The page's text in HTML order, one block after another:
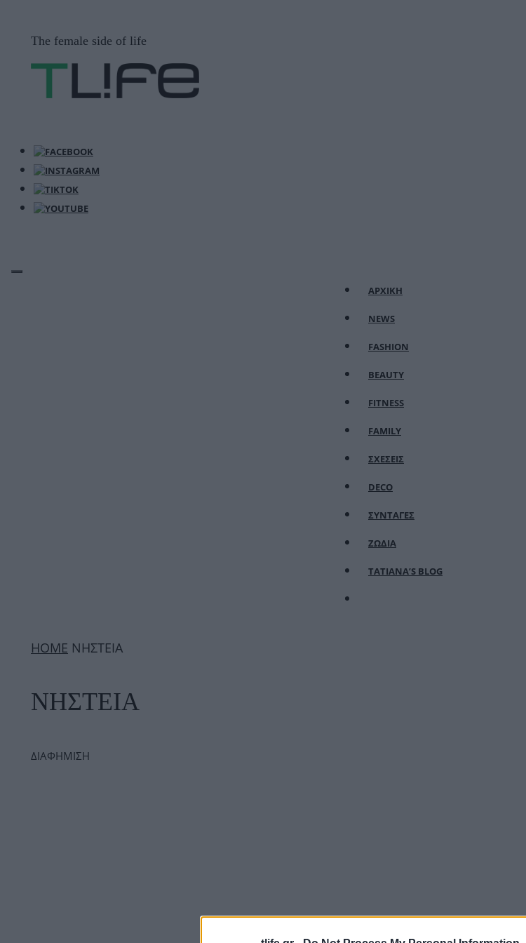
The female side of life
ΑΡΧΙΚΗ
NEWS
FASHION
BEAUTY
FITNESS
FAMILY
ΣΧΕΣΕΙΣ
DECO
ΣΥΝΤΑΓΕΣ
ΖΩΔΙΑ
TATIANA’S BLOG
ΗΟΜΕ ΝΗΣΤΕΙΑ
ΝΗΣΤΕΙΑ
ΔΙΑΦΗΜΙΣΗ